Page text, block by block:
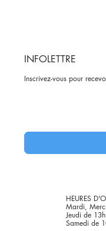
INFOLETTRE
Inscrivez-vous pour
HEURES
Mardi,
Jeudi de
Samedi de